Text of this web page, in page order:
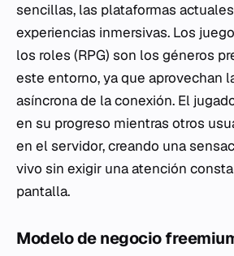
sencillas, las plataformas
experiencias inmersivas. Los
los roles (RPG) son los géneros
este entorno, ya que aprovechan
asíncrona de la conexión. El
en su progreso mientras otros
en el servidor, creando una
vivo sin exigir una atención
pantalla.
Modelo de negocio